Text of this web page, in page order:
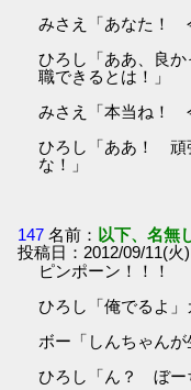
みさえ「あなた！
ひろし「ああ、良
職できるとは！」
みさえ「本当ね！
ひろし「ああ！ 頑
な！」
147 名前： 以下、名無
投稿日：2012/09/11(
ピンポーン！！！
ひろし「俺でるよ」
ボー「しんちゃんが
ひろし「ん？ ぼー